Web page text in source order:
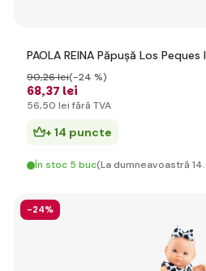
PAOLA REINA Păpușă Los Peques
68,37 lei
90,26 lei(-24 %)
56,50 lei fără TVA
+ 14 puncte
În stoc 5 buc(La dumneavoastră
-24%